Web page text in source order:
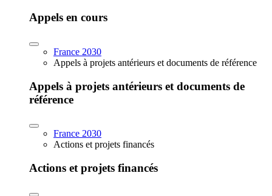
Appels en cours
France 2030
Appels à projets antérieurs et documents de référence
Appels à projets antérieurs et documents de
référence
France 2030
Actions et projets financés
Actions et projets financés